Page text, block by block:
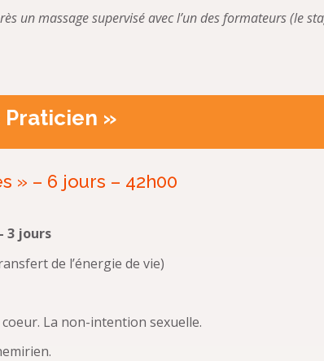
un massage supervisé avecl’un des formateurs (le
Praticien »
» – 6 jours – 42h00
3 jours
de l’énergie de vie)
coeur. La non-intention sexuelle.